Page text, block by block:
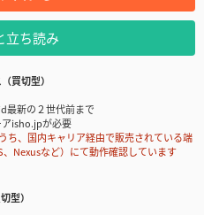
立ち読み
買切型）
最新の２世代前まで
isho.jpが必要
、国内キャリア経由で販売されている端
、Nexusなど）にて動作確認しています
型）